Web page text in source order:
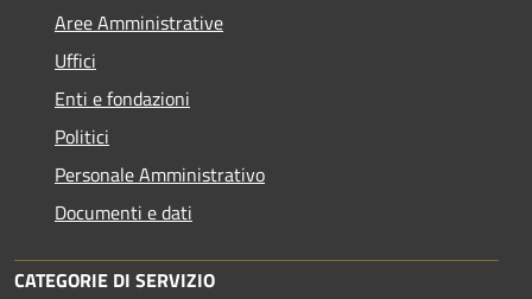
Aree Amministrative
Uffici
Enti e fondazioni
Politici
Personale Amministrativo
Documenti e dati
CATEGORIE DI SERVIZIO